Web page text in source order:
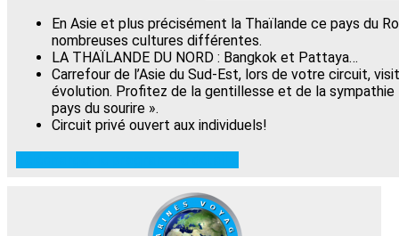
En Asie et plus précisément la Thaïlande ce pays du
nombreuses cultures différentes.
LA THAÏLANDE DU NORD : Bangkok et Pattaya…
Carrefour de l’Asie du Sud-Est, lors de votre circuit,
évolution. Profitez de la gentillesse et de la sympathie
pays du sourire ».
Circuit privé ouvert aux individuels!